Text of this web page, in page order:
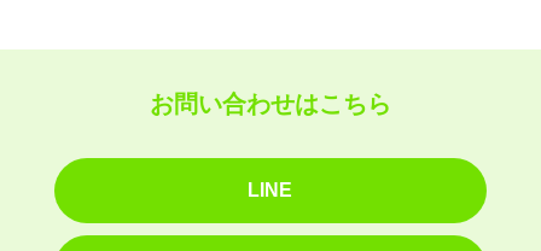
お問い合わせはこちら
LINE